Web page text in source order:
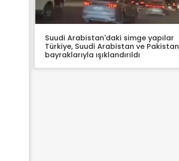
Suudi Arabistan'daki simge yapılar
Türkiye, Suudi Arabistan ve Pakistan
bayraklarıyla ışıklandırıldı